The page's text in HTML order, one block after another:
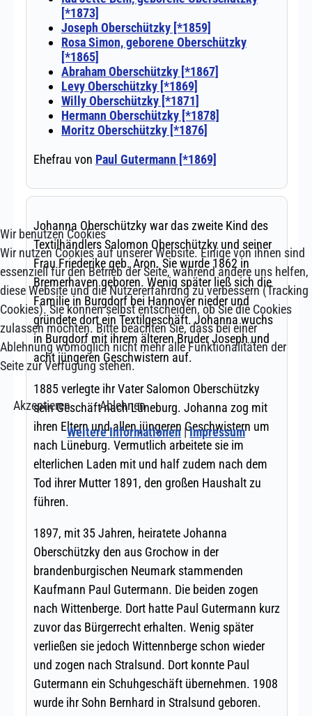
Wir benutzen Cookies
Wir nutzen Cookies auf unserer Website. Einige von ihnen sind
essenziell für den Betrieb der Seite, während andere uns helfen,
diese Website und die Nutzererfahrung zu verbessern (Tracking
Cookies). Sie können selbst entscheiden, ob Sie die Cookies
zulassen möchten. Bitte beachten Sie, dass bei einer
Ablehnung womöglich nicht mehr alle Funktionalitäten der
Seite zur Verfügung stehen.
Akzeptieren
Ablehnen
Weitere Informationen |Impressum